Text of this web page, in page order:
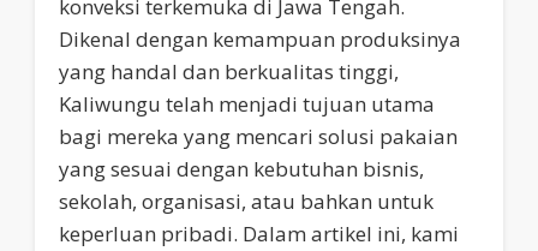
konveksi terkemuka di Jawa Tengah.
Dikenal dengan kemampuan produksinya
yang handal dan berkualitas tinggi,
Kaliwungu telah menjadi tujuan utama
bagi mereka yang mencari solusi pakaian
yang sesuai dengan kebutuhan bisnis,
sekolah, organisasi, atau bahkan untuk
keperluan pribadi. Dalam artikel ini, kami